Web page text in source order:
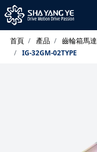
首頁 產品 齒輪箱馬達
IG-32GM-02TYPE